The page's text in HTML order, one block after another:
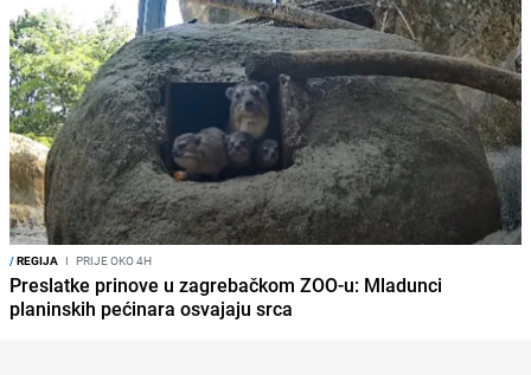
/REGIJA I PRIJE OKO 4H
Preslatke prinove u zagrebačkom ZOO-u: Mladunci
planinskih pećinara osvajaju srca